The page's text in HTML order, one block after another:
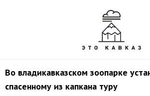
Во владикавказском зоопарке
спасенному из капкана туру